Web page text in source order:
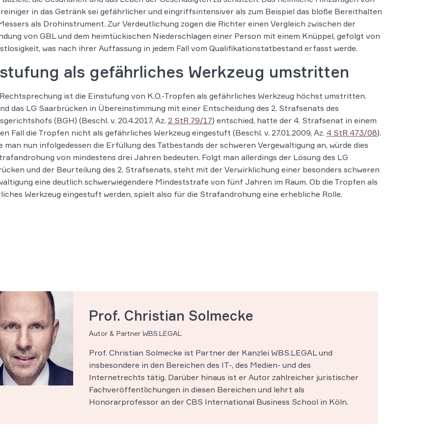
in das Getränk sei gefährlicher und eingriffsintensiver als zum Beispiel das bloße Bereithalten
als Drohinstrument. Zur Verdeutlichung zogen die Richter einen Vergleich zwischen der
von GBL und dem heimtückischen Niederschlagen einer Person mit einem Knüppel, gefolgt von
was nach ihrer Auffassung in jedem Fall vom Qualifikationstatbestand erfasst werde.
als gefährliches Werkzeug umstritten
ist die Einstufung von K.O.-Tropfen als gefährliches Werkzeug höchst umstritten.
das LG Saarbrücken in Übereinstimmung mit einer Entscheidung des 2. Strafsenats des
(BGH) (Beschl. v. 20.4.2017, Az. 2 StR 79/17) entschied, hatte der 4. Strafsenat in einem
Fall die Tropfen nicht als gefährliches Werkzeug eingestuft (Beschl. v. 27.01.2009, Az. 4 StR 473/08).
man nun infolgedessen die Erfüllung des Tatbestands der schweren Vergewaltigung an, würde dies
von mindestens drei Jahren bedeuten. Folgt man allerdings der Lösung des LG
und der Beurteilung des 2. Strafsenats, steht mit der Verwirklichung einer besonders schweren
eine deutlich schwerwiegendere Mindeststrafe von fünf Jahren im Raum. Ob die Tropfen als
Werkzeug eingestuft werden, spielt also für die Strafandrohung eine erhebliche Rolle.
Prof. Christian Solmecke
Autor & Partner WBS.LEGAL
Prof. Christian Solmecke ist Partner der Kanzlei WBS.LEGAL und
insbesondere in den Bereichen des IT-, des Medien- und des
Internetrechts tätig. Darüber hinaus ist er Autor zahlreicher juristischer
Fachveröffentlichungen in diesen Bereichen und lehrt als
Honorarprofessor an der CBS International Business School in Köln.